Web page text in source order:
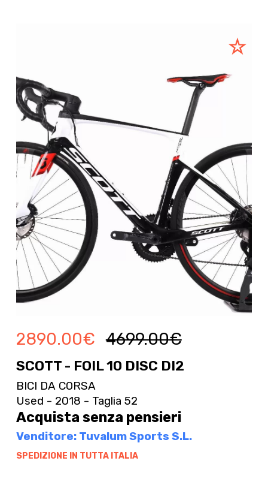
2890.00€ 4699.00€
SCOTT - FOIL 10 DISC DI2
BICI DA CORSA
Used - 2018 - Taglia 52
Acquista senza pensieri
Venditore: Tuvalum Sports S.L.
SPEDIZIONE IN TUTTA ITALIA